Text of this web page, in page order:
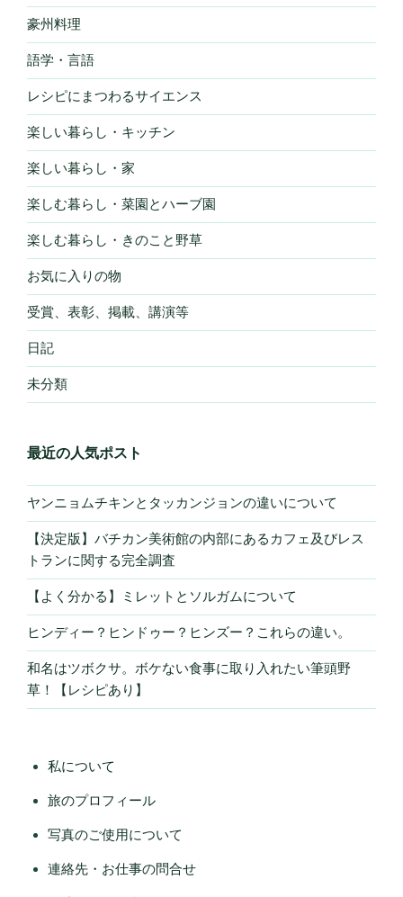
豪州料理
語学・言語
レシピにまつわるサイエンス
楽しい暮らし・キッチン
楽しい暮らし・家
楽しむ暮らし・菜園とハーブ園
楽しむ暮らし・きのこと野草
お気に入りの物
受賞、表彰、掲載、講演等
日記
未分類
最近の人気ポスト
ヤンニョムチキンとタッカンジョンの違いについて
【決定版】バチカン美術館の内部にあるカフェ及びレス
トランに関する完全調査
【よく分かる】ミレットとソルガムについて
ヒンディー？ヒンドゥー？ヒンズー？これらの違い。
和名はツボクサ。ボケない食事に取り入れたい筆頭野
草！【レシピあり】
私について
旅のプロフィール
写真のご使用について
連絡先・お仕事の問合せ